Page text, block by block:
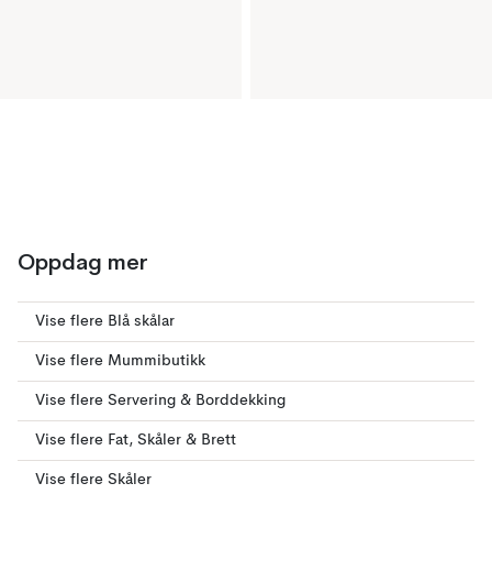
Oppdag mer
Vise flere Blå skålar
Vise flere Mummibutikk
Vise flere Servering & Borddekking
Vise flere Fat, Skåler & Brett
Vise flere Skåler